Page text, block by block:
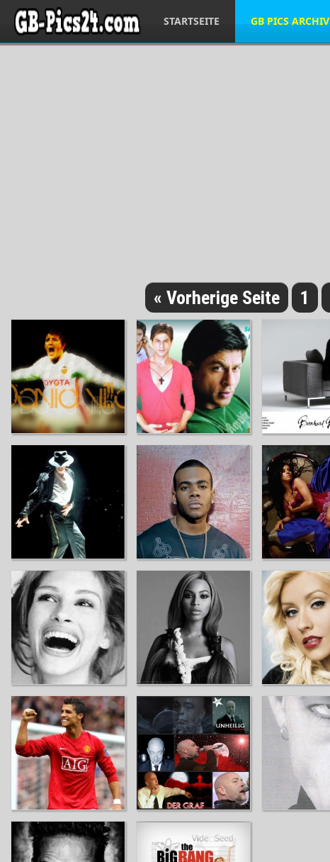
STARTSEITE GB PICS ARCHIV
« Vorherige Seite 1